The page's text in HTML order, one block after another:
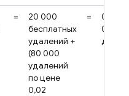
=
20 000
бесплатных
удалений +
(80 000
удалений
по цене
0,02
=
0,8 *
0,02